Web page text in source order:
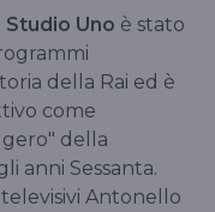
Studio Uno è stato
della Rai ed è
come
della
anni Sessanta.
Antonello